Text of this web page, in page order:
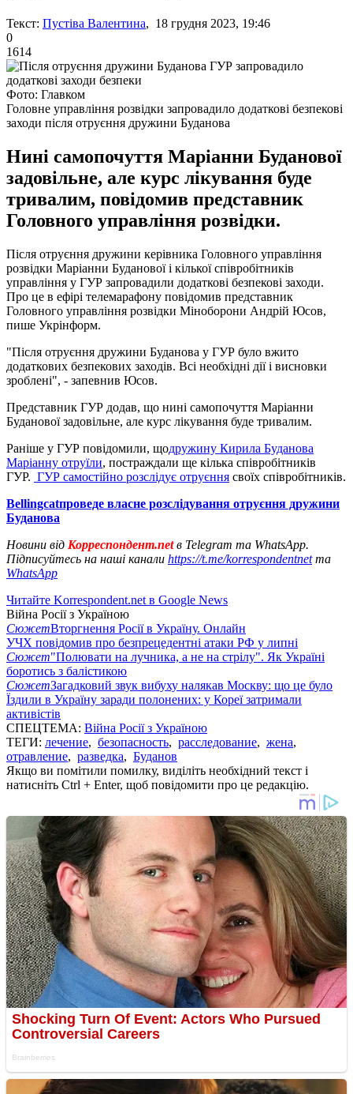
Текст: Пустіва Валентина, 18 грудня 2023, 19:46
0
1614
Фото: Главком
Головне управління розвідки запровадило додаткові безпекові
заходи після отруєння дружини Буданова
Нині самопочуття Маріанни Буданової
задовільне, але курс лікування буде
тривалим, повідомив представник
Головного управління розвідки.
Після отруєння дружини керівника Головного управління
розвідки Маріанни Буданової і кілької співробітників
управління у ГУР запровадили додаткові безпекові заходи.
Про це в ефірі телемарафону повідомив представник
Головного управління розвідки Міноборони Андрій Юсов,
пише Укрінформ.
"Після отруєння дружини Буданова у ГУР було вжито
додаткових безпекових заходів. Всі необхідні дії і висновки
зроблені", - запевнив Юсов.
Представник ГУР додав, що нині самопочуття Маріанни
Буданової задовільне, але курс лікування буде тривалим.
Раніше у ГУР повідомили, щодружину Кирила Буданова
Маріанну отруїли, постраждали ще кілька співробітників
ГУР. ГУР самостійно розслідує отруєння своїх співробітників.
Bellingcatпроведе власне розслідування отруєння дружини
Буданова
Новини від Корреспондент.netв Telegram та WhatsApp.
Підписуйтесь на наші канали https://t.me/korrespondentnetта
WhatsApp
Читайте Korrespondent.net в Google News
Війна Росії з Україною
СюжетВторгнення Росії в Україну. Онлайн
УЧХ повідомив про безпрецедентні атаки РФ у липні
Сюжет"Полювати на лучника, а не на стрілу". Як Україні
боротись з балістикою
СюжетЗагадковий звук вибуху налякав Москву: що це було
Їздили в Україну заради полонених: у Кореї затримали
активістів
СПЕЦТЕМА: Війна Росії з Україною
ТЕГИ: лечение, безопасность, расследование, жена,
отравление, разведка, Буданов
Якщо ви помітили помилку, виділіть необхідний текст і
натисніть Ctrl + Enter, щоб повідомити про це редакцію.